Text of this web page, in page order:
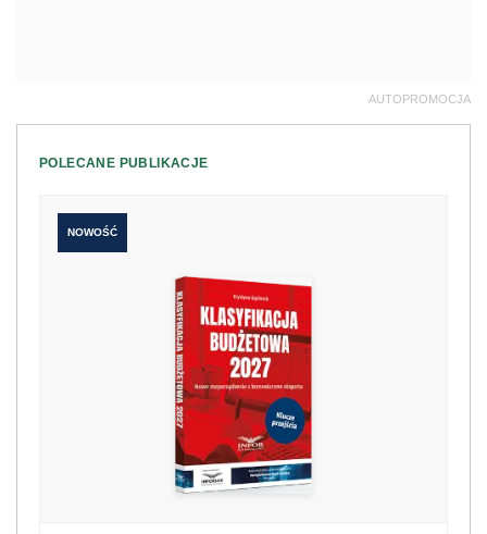
Klasyfikacja budżetowa 2027. Nowe
rozporządzenie z komentarzem eksperta
198 zł Kup teraz